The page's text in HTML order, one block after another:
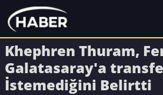
Khephren Thuram,
Galatasaray'a
İstemediğini Belirtti